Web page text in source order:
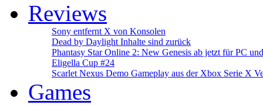
Reviews
Sony entfernt X von Konsolen
Dead by Daylight Inhalte sind zurück
Phantasy Star Online 2: New Genesis ab jetzt für PC
Eligella Cup #24
Scarlet Nexus Demo Gameplay aus der Xbox Serie X
Games